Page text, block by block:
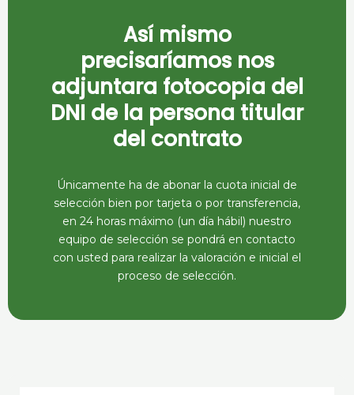
Así mismo
precisaríamos nos
adjuntara fotocopia del
DNI de la persona titular
del contrato
Únicamente ha de abonar la cuota inicial de
selección bien por tarjeta o por transferencia,
en 24 horas máximo (un día hábil) nuestro
equipo de selección se pondrá en contacto
con usted para realizar la valoración e inicial el
proceso de selección.